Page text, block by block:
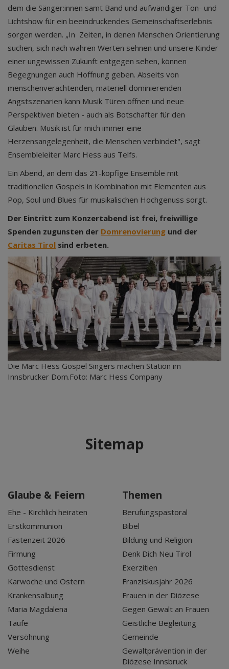
dem die Sänger:innen samt Band und aufwändiger Ton- und
Lichtshow für ein beeindruckendes Gemeinschaftserlebnis
sorgen werden. „In Zeiten, in denen Menschen Orientierung
suchen, sich nach wahren Werten sehnen und unsere Kinder
einer ungewissen Zukunft entgegen sehen, können
Begegnungen auch Hoffnung geben. Abseits von
menschenverachtenden, materiell dominierenden
Angstszenarien kann Musik Türen öffnen und neue
Perspektiven bieten - auch als Botschafter für den
Glauben. Musik ist für mich immer eine
Herzensangelegenheit, die Menschen verbindet", sagt
Ensembleleiter Marc Hess aus Telfs.
Ein Abend, an dem das 21-köpfige Ensemble mit
traditionellen Gospels in Kombination mit Elementen aus
Pop, Soul und Blues für musikalischen Hochgenuss sorgt.
Der Eintritt zum Konzertabend ist frei, freiwillige
Spenden zugunsten der Domrenovierung und der
Caritas Tirol sind erbeten.
Die Marc Hess Gospel Singers machen Station im
Innsbrucker Dom.Foto: Marc Hess Company
Sitemap
Glaube & Feiern
Ehe - Kirchlich heiraten
Erstkommunion
Fastenzeit 2026
Firmung
Gottesdienst
Karwoche und Ostern
Krankensalbung
Maria Magdalena
Taufe
Versöhnung
Weihe
Themen
Berufungspastoral
Bibel
Bildung und Religion
Denk Dich Neu Tirol
Exerzitien
Franziskusjahr 2026
Frauen in der Diözese
Gegen Gewalt an Frauen
Geistliche Begleitung
Gemeinde
Gewaltprävention in der
Diözese Innsbruck